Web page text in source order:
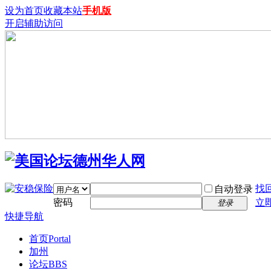
设为首页收藏本站手机版
开启辅助访问
自动登录 找
密码
登录
立
快捷导航
首页Portal
加州
论坛BBS